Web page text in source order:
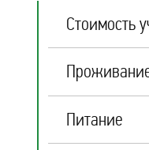
Стоимость
Питание